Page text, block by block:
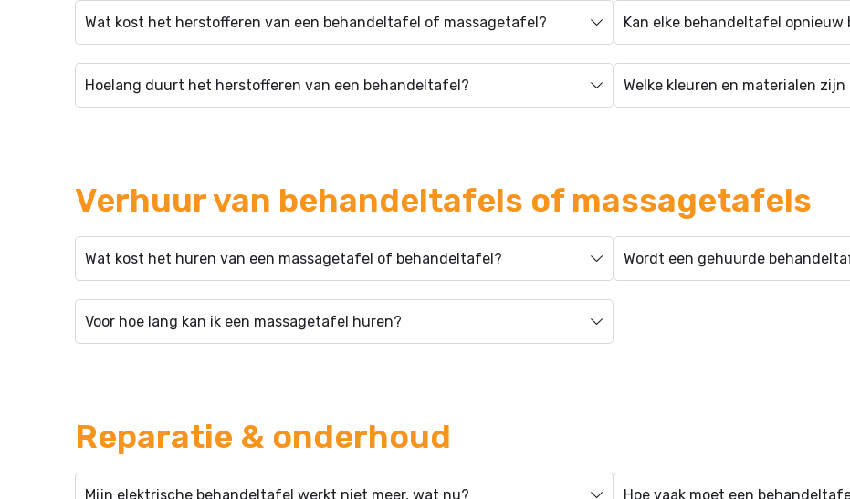
Wat kost het herstofferen van een behandeltafel of massagetafel?
Hoelang duurt het herstofferen van een behandeltafel?
Kan elke behandeltafel opnieuw
Welke kleuren en materialen
Verhuur van behandeltafels of massagetafels
Wat kost het huren van een massagetafel of behandeltafel?
Voor hoe lang kan ik een massagetafel huren?
Wordt een gehuurde
Reparatie & onderhoud
Mijn elektrische behandeltafel werkt niet meer, wat nu? Hoe vaak moet een